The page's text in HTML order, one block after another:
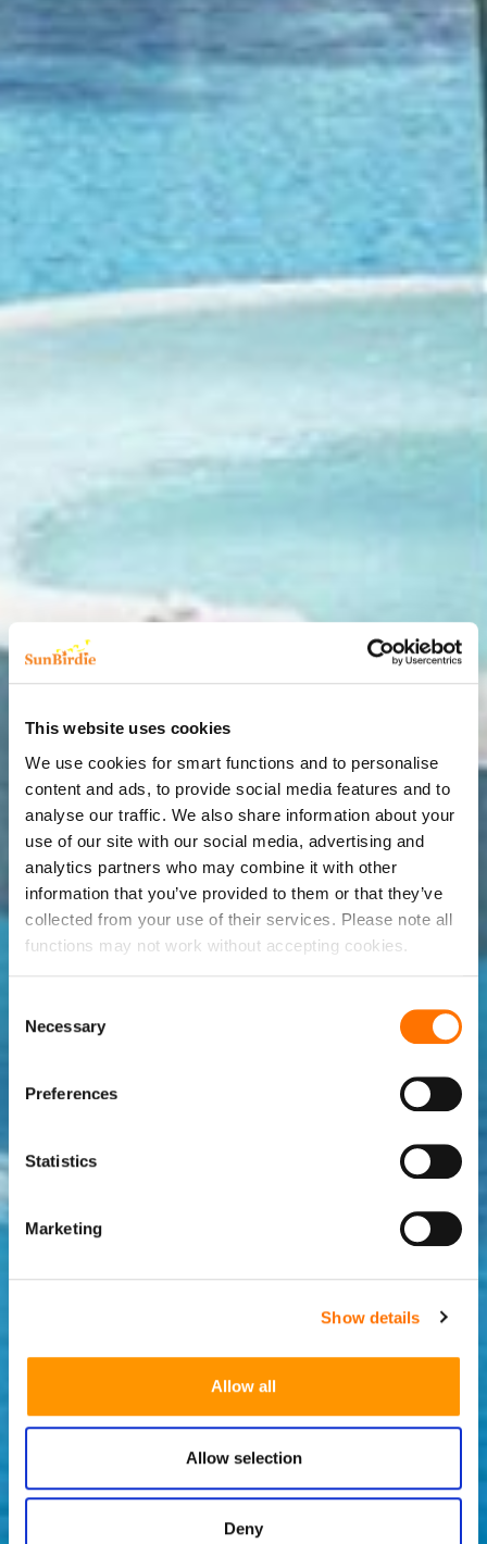
This website uses cookies
We use cookies for smart functions and to personalise
content and ads, to provide social media features and to
analyse our traffic. We also share information about your
use of our site with our social media, advertising and
analytics partners who may combine it with other
information that you’ve provided to them or that they’ve
collected from your use of their services. Please note all
functions may not work without accepting cookies.
Selection
Necessary
Preferences
Statistics
Marketing
Show details
Allow all
Allow selection
Deny